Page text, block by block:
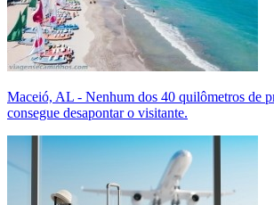
Maceió, AL - Nenhum dos 40 quilômetros de
consegue desapontar o visitante.